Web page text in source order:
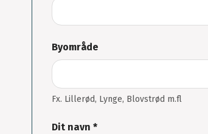
Byområde
Fx. Lillerød, Lynge, Blovstrød m.fl
Dit navn *